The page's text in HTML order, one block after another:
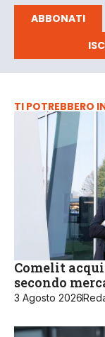
ABBONATI
TI POTREBBERO
Comelit
secondo
3 Agosto 2026